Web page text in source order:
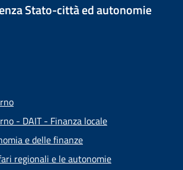
Stato-città ed autonomie
- DAIT - Finanza locale
e delle finanze
regionali e le autonomie